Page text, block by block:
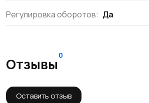
Регулировка оборотов: Да
Отзывы
0
Оставить отзыв